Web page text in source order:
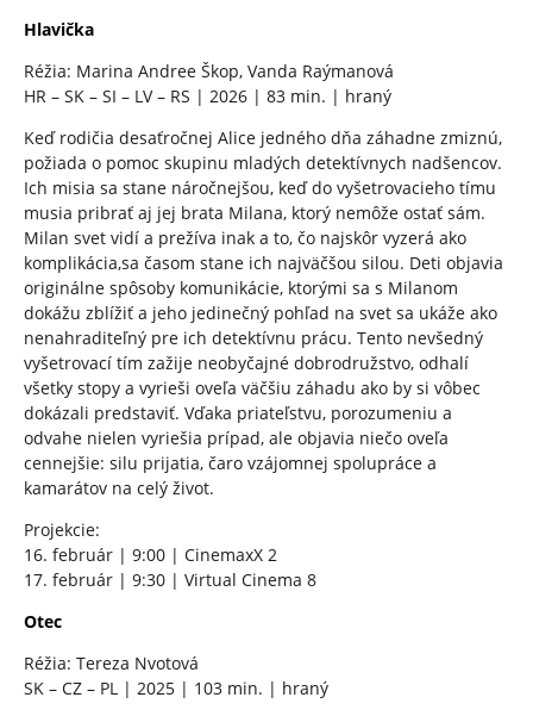
Hlavička
Réžia: Marina Andree Škop, Vanda Raýmanová
HR – SK – SI – LV – RS | 2026 | 83 min. | hraný
Keď rodičia desaťročnej Alice jedného dňa záhadne zmiznú,
požiada o pomoc skupinu mladých detektívnych nadšencov.
Ich misia sa stane náročnejšou, keď do vyšetrovacieho tímu
musia pribrať aj jej brata Milana, ktorý nemôže ostať sám.
Milan svet vidí a prežíva inak a to, čo najskôr vyzerá ako
komplikácia,sa časom stane ich najväčšou silou. Deti objavia
originálne spôsoby komunikácie, ktorými sa s Milanom
dokážu zblížiť a jeho jedinečný pohľad na svet sa ukáže ako
nenahraditeľný pre ich detektívnu prácu. Tento nevšedný
vyšetrovací tím zažije neobyčajné dobrodružstvo, odhalí
všetky stopy a vyrieši oveľa väčšiu záhadu ako by si vôbec
dokázali predstaviť. Vďaka priateľstvu, porozumeniu a
odvahe nielen vyriešia prípad, ale objavia niečo oveľa
cennejšie: silu prijatia, čaro vzájomnej spolupráce a
kamarátov na celý život.
Projekcie:
16. február | 9:00 | CinemaxX 2
17. február | 9:30 | Virtual Cinema 8
Otec
Réžia: Tereza Nvotová
SK – CZ – PL | 2025 | 103 min. | hraný